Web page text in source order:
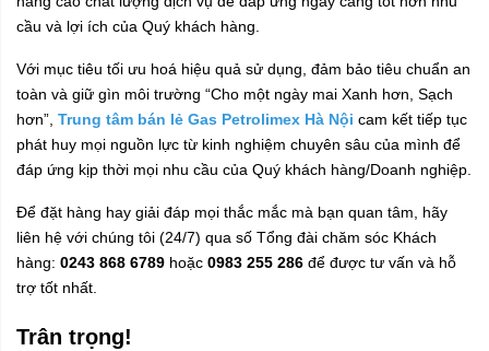
cầu và lợi ích của Quý khách hàng.
Với mục tiêu tối ưu hoá hiệu quả sử dụng, đảm bảo tiêu chuẩn an
toàn và giữ gìn môi trường “Cho một ngày mai Xanh hơn, Sạch
hơn”, Trung tâm bán lẻ Gas Petrolimex Hà Nội cam kết tiếp tục
phát huy mọi nguồn lực từ kinh nghiệm chuyên sâu của mình để
đáp ứng kịp thời mọi nhu cầu của Quý khách hàng/Doanh nghiệp.
Để đặt hàng hay giải đáp mọi thắc mắc mà bạn quan tâm, hãy
liên hệ với chúng tôi (24/7) qua số Tổng đài chăm sóc Khách
hàng: 0243 868 6789 hoặc 0983 255 286 để được tư vấn và hỗ
trợ tốt nhất.
Trân trọng!